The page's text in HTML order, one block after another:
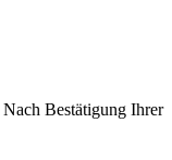
Nach Bestätigung Ihrer